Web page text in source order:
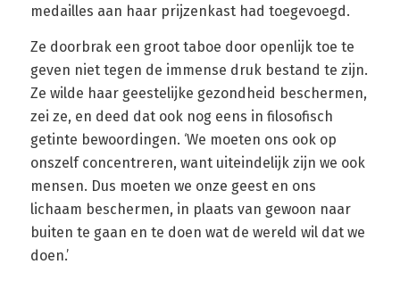
medailles aan haar prijzenkast had toegevoegd.
Ze doorbrak een groot taboe door openlijk toe te
geven niet tegen de immense druk bestand te zijn.
Ze wilde haar geestelijke gezondheid beschermen,
zei ze, en deed dat ook nog eens in filosofisch
getinte bewoordingen. ‘We moeten ons ook op
onszelf concentreren, want uiteindelijk zijn we ook
mensen. Dus moeten we onze geest en ons
lichaam beschermen, in plaats van gewoon naar
buiten te gaan en te doen wat de wereld wil dat we
doen.’